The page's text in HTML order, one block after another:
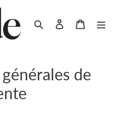
RechercherSe connecter
Panier
de